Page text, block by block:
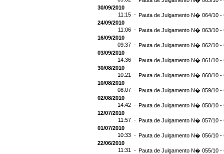
30/09/2010
11:15 - Pauta de Julgamento N� 064/10 -
24/09/2010
11:06 - Pauta de Julgamento N� 063/10 -
16/09/2010
09:37 - Pauta de Julgamento N� 062/10 -
03/09/2010
14:36 - Pauta de Julgamento N� 061/10 -
30/08/2010
10:21 - Pauta de Julgamento N� 060/10 -
10/08/2010
08:07 - Pauta de Julgamento N� 059/10 -
02/08/2010
14:42 - Pauta de Julgamento N� 058/10 -
12/07/2010
11:57 - Pauta de Julgamento N� 057/10 -
01/07/2010
10:33 - Pauta de Julgamento N� 056/10 -
22/06/2010
11:31 - Pauta de Julgamento N� 055/10 -